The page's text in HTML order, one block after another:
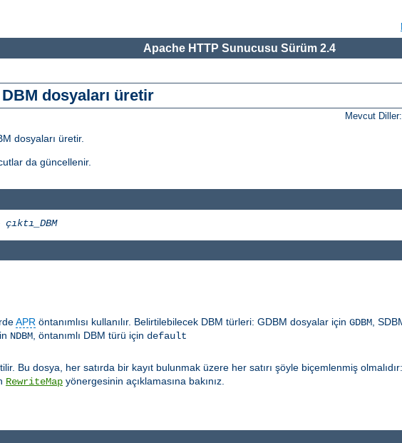
Apache HTTP Sunucusu Sürüm 2.4
dosyaları üretir
Mevcut Diller:
dosyaları üretir.
da güncellenir.
çıktı_DBM
APR öntanımlısı kullanılır. Belirtilebilecek DBM türleri: GDBM dosyalar için GDBM ,
NDBM , öntanımlı DBM türü için default
Bu dosya, her satırda bir kayıt bulunmak üzere her satırı şöyle biçemlenmiş olmalıdır:
RewriteMap yönergesinin açıklamasına bakınız.